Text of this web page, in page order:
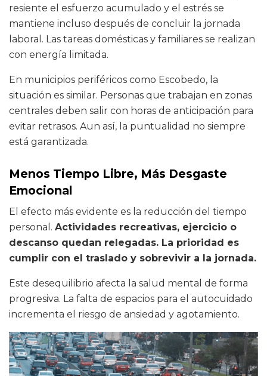
resiente el esfuerzo acumulado y el estrés se
mantiene incluso después de concluir la jornada
laboral. Las tareas domésticas y familiares se realizan
con energía limitada.
En municipios periféricos como Escobedo, la
situación es similar. Personas que trabajan en zonas
centrales deben salir con horas de anticipación para
evitar retrasos. Aun así, la puntualidad no siempre
está garantizada.
Menos Tiempo Libre, Más Desgaste
Emocional
El efecto más evidente es la reducción del tiempo
personal. Actividades recreativas, ejercicio o
descanso quedan relegadas. La prioridad es
cumplir con el traslado y sobrevivir a la jornada.
Este desequilibrio afecta la salud mental de forma
progresiva. La falta de espacios para el autocuidado
incrementa el riesgo de ansiedad y agotamiento.